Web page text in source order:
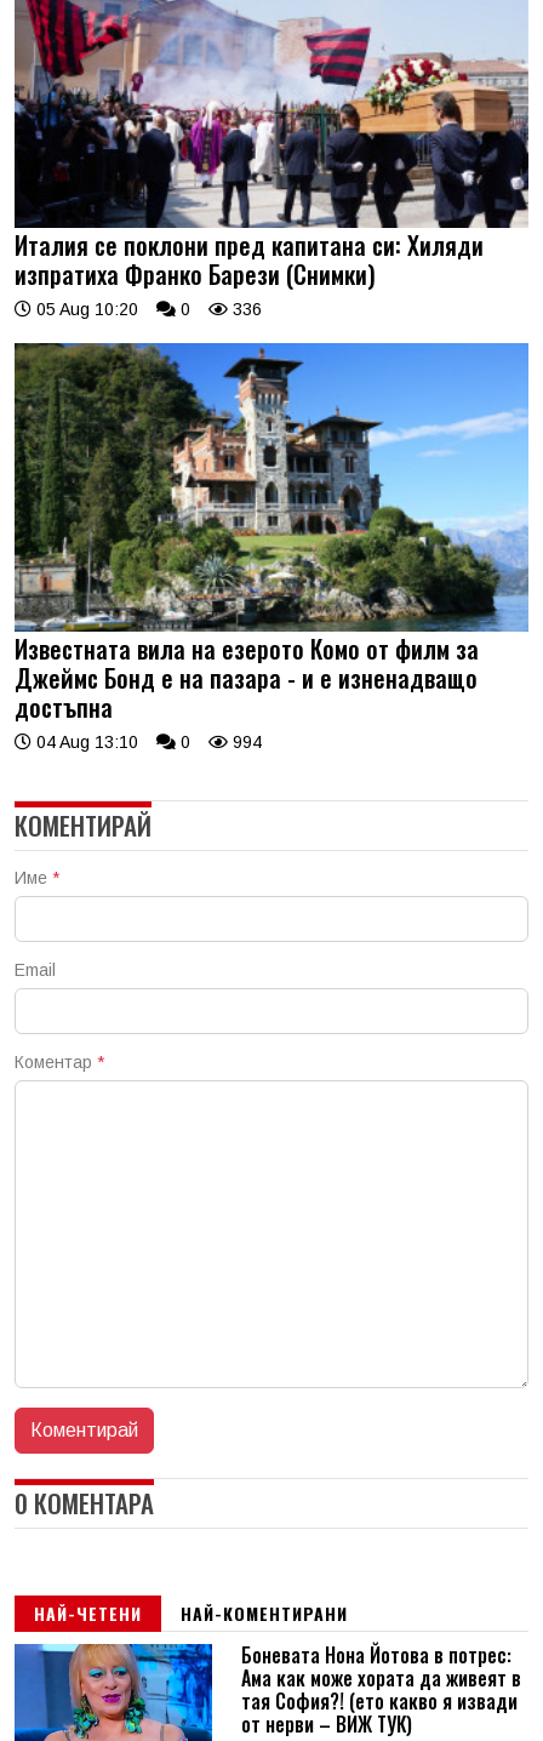
Италия се поклони пред капитана си: Хиляди
изпратиха Франко Барези (Снимки)
05 Aug 10:20 0 336
Известната вила на езерото Комо от филм за
Джеймс Бонд е на пазара - и е изненадващо
достъпна
04 Aug 13:10 0 994
КОМЕНТИРАЙ
Име *
Email
Коментар *
0 КОМЕНТАРА
НАЙ-ЧЕТЕНИ НАЙ-КОМЕНТИРАНИ
Боневата Нона Йотова в потрес:
Ама как може хората да живеят в
тая София?! (ето какво я извади
от нерви – ВИЖ ТУК)